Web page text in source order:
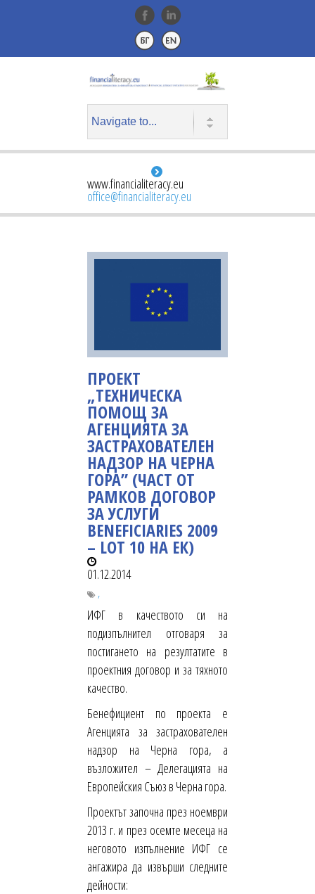
www.financialiteracy.eu
office@financialiteracy.eu
ПРОЕКТ
„ТЕХНИЧЕСКА
ПОМОЩ ЗА
АГЕНЦИЯТА ЗА
ЗАСТРАХОВАТЕЛЕН
НАДЗОР НА ЧЕРНА
ГОРА” (ЧАСТ ОТ
РАМКОВ ДОГОВОР
ЗА УСЛУГИ
BENEFICIARIES 2009
– LOT 10 НА ЕК)
01.12.2014
,
ИФГ в качеството си на
подизпълнител отговаря за
постигането на резултатите в
проектния договор и за тяхното
качество.
Бенефициент по проекта е
Агенцията за застрахователен
надзор на Черна гора, а
възложител – Делегацията на
Европейския Съюз в Черна гора.
Проектът започна през ноември
2013 г. и през осемте месеца на
неговото изпълнение ИФГ се
ангажира да извърши следните
дейности: